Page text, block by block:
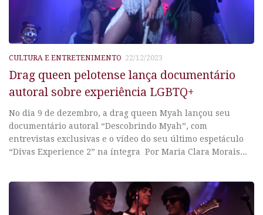
CULTURA E ENTRETENIMENTO 22/12/2023
Drag queen pelotense lança documentário
autoral sobre experiência LGBTQ+
No dia 9 de dezembro, a drag queen Myah lançou seu
documentário autoral “Descobrindo Myah”, com
entrevistas exclusivas e o vídeo do seu último espetáculo
“Divas Experience 2” na íntegra Por Maria Clara Morais...